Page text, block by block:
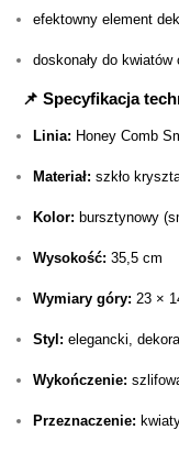
efektowny element
doskonały do
📌 Specyfikacja
Linia: Honey Comb
Materiał: szkło
Kolor: bursztynowy
Wysokość: 35,5 cm
Wymiary góry: 23 ×
Styl: elegancki,
Wykończenie:
Przeznaczenie: